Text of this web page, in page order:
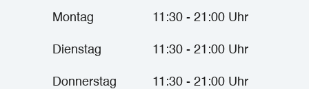
Montag 11:30 - 21:00 Uhr
Dienstag 11:30 - 21:00 Uhr
Donnerstag 11:30 - 21:00 Uhr